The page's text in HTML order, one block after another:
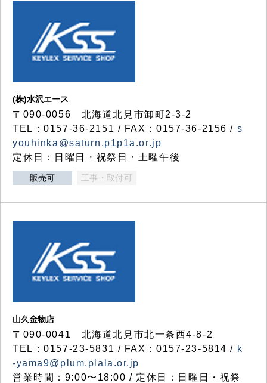
(株)水沢エース
〒090-0056 北海道北見市卸町2-3-2
TEL：0157-36-2151 / FAX：0157-36-2156 / s
youhinka@saturn.p1p1a.or.jp
定休日：日曜日・祝祭日・土曜午後
販売可 工事・取付可
山久金物店
〒090-0041 北海道北見市北一条西4-8-2
TEL：0157-23-5831 / FAX：0157-23-5814 / k
-yama9@plum.plala.or.jp
営業時間：9:00〜18:00 / 定休日：日曜日・祝祭